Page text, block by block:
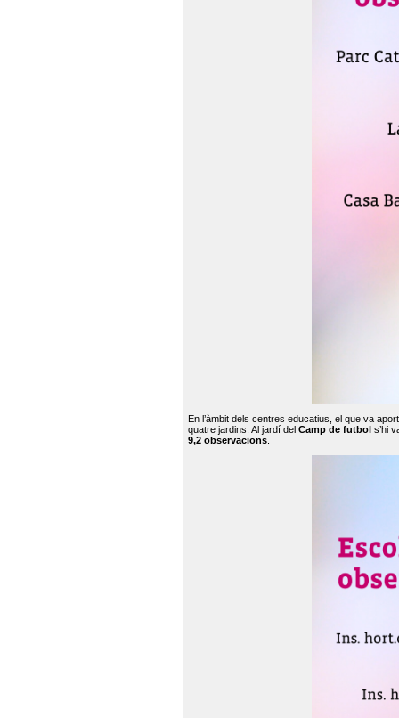
En l’àmbit dels centres educatius, el que va
quatre jardins. Al jardí del Camp de futbol s’hi
9,2 observacions